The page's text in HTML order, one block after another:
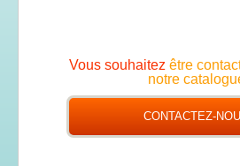
Vous souhaitezêtre
notre
CONTACTEZ-